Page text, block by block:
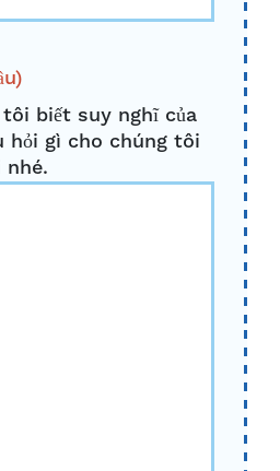
biết suy nghĩ của
hỏi gì cho chúng tôi
nhé.